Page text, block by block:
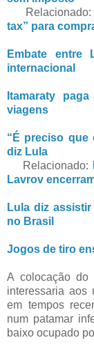
Relacionado:
tax” para
Embate
internacional
Itamaraty
viagens
“É preciso que
diz Lula
Relacionado:
Lavrov
Lula diz
no Brasil
Jogos de tiro
A colocação do
interessaria aos
em tempos
num patamar
baixo ocupado